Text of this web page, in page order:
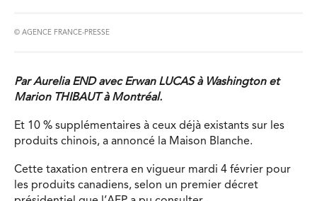
© AGENCE FRANCE-PRESSE
Par Aurelia END avec Erwan LUCAS à Washington et
Marion THIBAUT à Montréal.
Et 10 % supplémentaires à ceux déjà existants sur les
produits chinois, a annoncé la Maison Blanche.
Cette taxation entrera en vigueur mardi 4 février pour
les produits canadiens, selon un premier décret